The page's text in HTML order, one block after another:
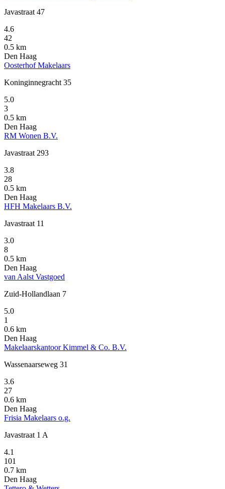
Javastraat 47
4.6
42
0.5 km
Den Haag
Oosterhof Makelaars
Koninginnegracht 35
5.0
3
0.5 km
Den Haag
RM Wonen B.V.
Javastraat 293
3.8
28
0.5 km
Den Haag
HFH Makelaars B.V.
Javastraat 11
3.0
8
0.5 km
Den Haag
van Aalst Vastgoed
Zuid-Hollandlaan 7
5.0
1
0.6 km
Den Haag
Makelaarskantoor Kimmel & Co. B.V.
Wassenaarseweg 31
3.6
27
0.6 km
Den Haag
Frisia Makelaars o.g.
Javastraat 1 A
4.1
101
0.7 km
Den Haag